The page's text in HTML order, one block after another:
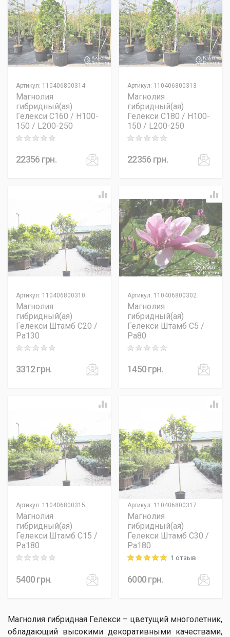
Артикул: 110406800314
Магнолия
гибридный(ая)
Гелекси C160 / H100-
150 / L200-250
Rating: 0 out of 5
22356 грн.
Артикул: 110406800313
Магнолия
гибридный(ая)
Гелекси C180 / H100-
150 / L200-250
Rating: 0 out of 5
22356 грн.
Артикул: 110406800310
Магнолия
гибридный(ая)
Гелекси Штамб C20 /
Pa130
Rating: 0 out of 5
3312грн.
Артикул: 110406800302
Магнолия
гибридный(ая)
Гелекси Штамб C5 /
Pa80
Rating: 0 out of 5
1450грн.
Артикул: 110406800315
Магнолия
гибридный(ая)
Гелекси Штамб C15 /
Pa180
Rating: 0 out of 5
5400грн.
Артикул: 110406800317
Магнолия
гибридный(ая)
Гелекси Штамб C30 /
Pa180
Rating: 5 out of 51 отзыв
6000грн.
Магнолия гибридная Гелекси – цветущий многолетник,
обладающий высокими декоративными качествами,